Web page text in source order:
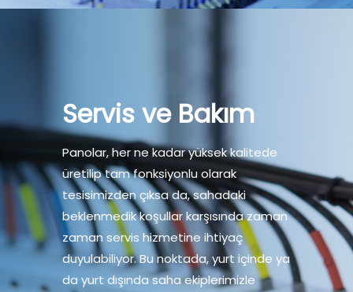
Servis ve Bakım
Panolar, her ne kadar yüksek kalitede
üretilip tam fonksiyonlu olarak
tesisimizden çıksa da, sahadaki
beklenmedik koşullar karşısında zaman
zaman servis hizmetine ihtiyaç
duyulabiliyor. Bu noktada, yurt içinde ya
da yurt dışında saha ekiplerimizle